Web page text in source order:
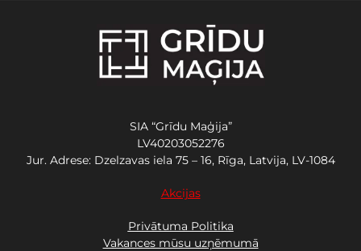
SIA “Grīdu Maģija”
LV40203052276
Jur. Adrese: Dzelzavas iela 75 – 16, Rīga, Latvija, LV-1084
Akcijas
Privātuma Politika
Vakances mūsu uzņēmumā